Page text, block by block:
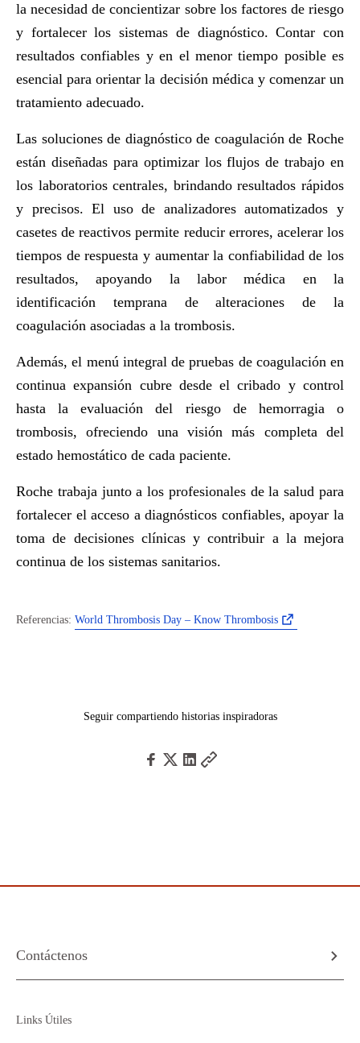
la necesidad deconcientizar sobre los factores de riesgo
y fortalecer los sistemas de diagnóstico. Contar con
resultados confiables y en el menor tiempo posible es
esencial para orientar la decisión médica y comenzar un
tratamiento adecuado.
Las soluciones de diagnóstico de coagulación de Roche
están diseñadas para optimizar los flujos de trabajo en
los laboratorios centrales, brindando resultados rápidos
y precisos. El uso de analizadores automatizados y
casetes de reactivos permite reducir errores, acelerar los
tiempos de respuesta y aumentar la confiabilidad de los
resultados, apoyando la labor médica en la
identificación temprana de alteraciones de la
coagulación asociadas a la trombosis.
Además, el menú integral de pruebas de coagulaciónen
continua expansión cubre desde el cribado y control
hasta la evaluación del riesgo de hemorragia o
trombosis, ofreciendo una visión más completa del
estado hemostático de cada paciente.
Roche trabaja junto a los profesionales de la salud para
fortalecer el acceso a diagnósticos confiables, apoyar la
toma de decisiones clínicas y contribuir a la mejora
continua de los sistemas sanitarios.
Referencias: World Thrombosis Day – Know Thrombosis
Seguir compartiendo historias inspiradoras
Contáctenos
Links Útiles